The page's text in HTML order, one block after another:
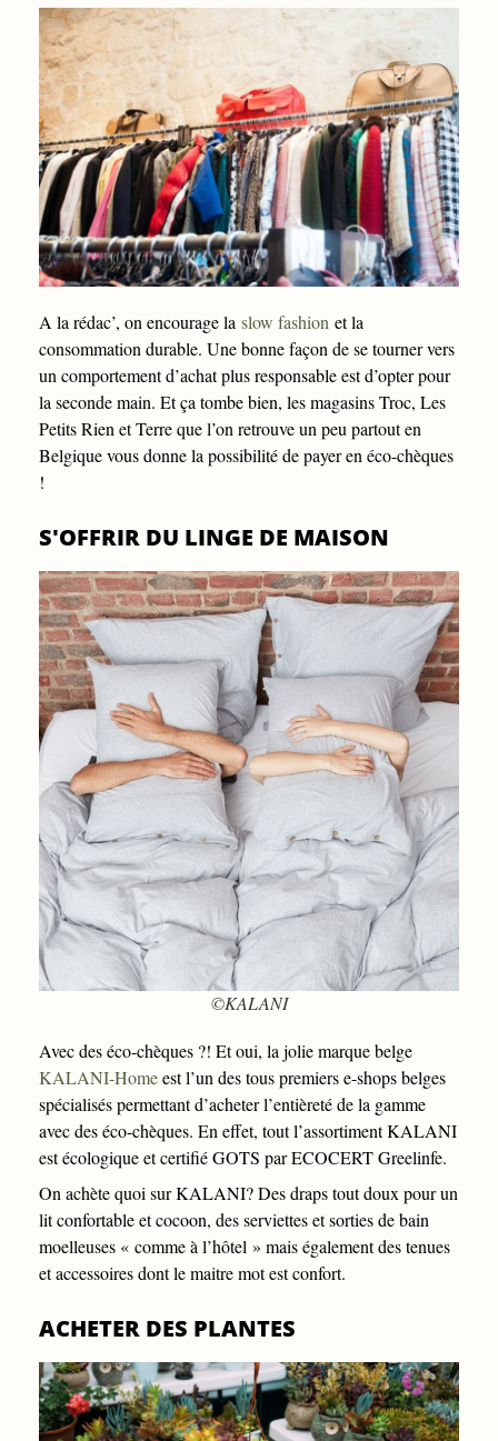
A la rédac’, on encourage la slow fashion et la
consommation durable. Une bonne façon de se tourner vers
un comportement d’achat plus responsable est d’opter pour
la seconde main. Et ça tombe bien, les magasins Troc, Les
Petits Rien et Terre que l’on retrouve un peu partout en
Belgique vous donne la possibilité de payer en éco-chèques
!
S'OFFRIR DU LINGE DE MAISON
©KALANI
Avec des éco-chèques ?! Et oui, la jolie marque belge
KALANI-Homeest l’un des tous premiers e-shops belges
spécialisés permettant d’acheter l’entièreté de la gamme
avec des éco-chèques. En effet, tout l’assortiment KALANI
est écologique et certifié GOTS par ECOCERT Greelinfe.
On achète quoi sur KALANI? Des draps tout doux pour un
lit confortable et cocoon, des serviettes et sorties de bain
moelleuses « comme à l’hôtel » mais également des tenues
et accessoires dont le maitre mot est confort.
ACHETER DES PLANTES